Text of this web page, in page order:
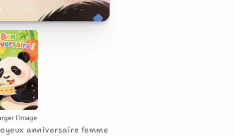
l'image
anniversaire femme